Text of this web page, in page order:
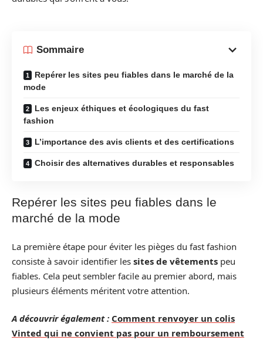
Sommaire
Repérer les sites peu fiables dans le marché de la
mode
Les enjeux éthiques et écologiques du fast
fashion
L’importance des avis clients et des certifications
Choisir des alternatives durables et responsables
Repérer les sites peu fiables dans le
marché de la mode
La première étape pour éviter les pièges du fast fashion
consiste à savoir identifier les sites de vêtements peu
fiables. Cela peut sembler facile au premier abord, mais
plusieurs éléments méritent votre attention.
A découvrir également : Comment renvoyer un colis
Vinted qui ne convient pas pour un remboursement